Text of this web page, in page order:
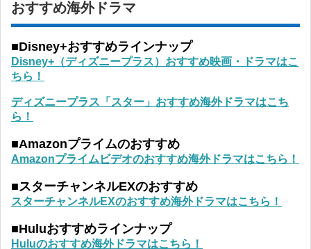
おすすめ海外ドラマ
■Disney+おすすめラインナップ
Disney+（ディズニープラス）おすすめ映画・ドラマはこ
ちら！
ディズニープラス「スター」おすすめ海外ドラマはこち
ら！
■Amazonプライムのおすすめ
Amazonプライムビデオのおすすめ海外ドラマはこちら！
■スターチャンネルEXのおすすめ
スターチャンネルEXのおすすめ海外ドラマはこちら！
■Huluおすすめラインナップ
Huluのおすすめ海外ドラマはこちら！